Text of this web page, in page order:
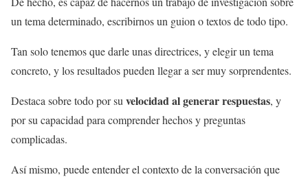
un tema determinado, escribirnos un guion o textos de todo tipo.
Tan solo tenemos que darle unas directrices, y elegir un tema
concreto, y los resultados pueden llegar a ser muy sorprendentes.
Destaca sobre todo por su velocidad al generar respuestas, y
por su capacidad para comprender hechos y preguntas
complicadas.
Así mismo, puede entender el contexto de la conversación que